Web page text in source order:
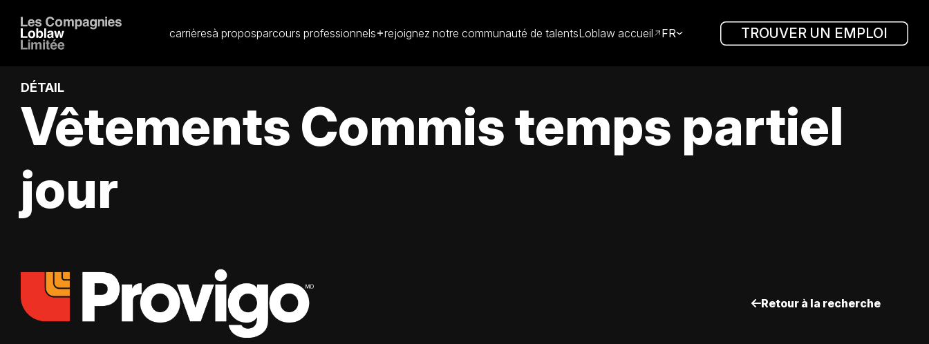
carrièresà proposparcours professionnels rejoignez notre communauté de talentsLoblaw accueil FR TROUVER UN EMPLOI
DÉTAIL
Vêtements Commis temps partiel
jour
Retour à la recherche